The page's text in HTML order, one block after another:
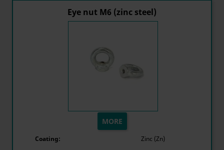
Eye nut M6 (zinc steel)
MORE
Coating: Zinc (Zn)